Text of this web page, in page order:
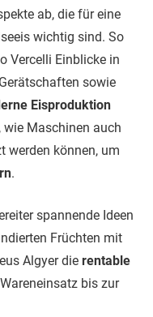
ab, die für eine
wichtig sind. So
Vercelli Einblicke in
sowie
Eisproduktion
wie Maschinen auch
werden können, um
.
spannende Ideen
Früchten mit
Algyer die rentable
bis zur